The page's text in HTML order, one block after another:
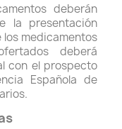
deberán
la presentación
medicamentos
deberá
con el prospecto
Española de